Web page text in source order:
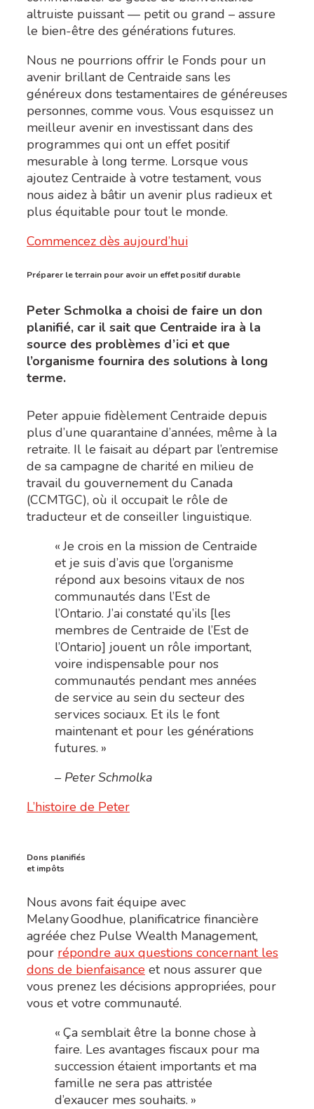
altruiste puissant — petit ou grand – assure
le bien-être des générations futures.
Nous ne pourrions offrir le Fonds pour un
avenir brillant de Centraide sans les
généreux dons testamentaires de généreuses
personnes, comme vous. Vous esquissez un
meilleur avenir en investissant dans des
programmes qui ont un effet positif
mesurable à long terme. Lorsque vous
ajoutez Centraide à votre testament, vous
nous aidez à bâtir un avenir plus radieux et
plus équitable pour tout le monde.
Commencez dès aujourd’hui
Préparer le terrain pour avoir un effet positif durable
Peter Schmolka a choisi de faire un don
planifié, car il sait que Centraide ira à la
source des problèmes d’ici et que
l’organisme fournira des solutions à long
terme.
Peter appuie fidèlement Centraide depuis
plus d’une quarantaine d’années, même à la
retraite. Il le faisait au départ par l’entremise
de sa campagne de charité en milieu de
travail du gouvernement du Canada
(CCMTGC), où il occupait le rôle de
traducteur et de conseiller linguistique.
« Je crois en la mission de Centraide
et je suis d’avis que l’organisme
répond aux besoins vitaux de nos
communautés dans l’Est de
l’Ontario. J’ai constaté qu’ils [les
membres de Centraide de l’Est de
l’Ontario] jouent un rôle important,
voire indispensable pour nos
communautés pendant mes années
de service au sein du secteur des
services sociaux. Et ils le font
maintenant et pour les générations
futures. »
– Peter Schmolka
L’histoire de Peter
Dons planifiés
et impôts
Nous avons fait équipe avec
MelanyGoodhue, planificatrice financière
agréée chez Pulse Wealth Management,
pour répondre aux questions concernant les
dons de bienfaisance et nous assurer que
vous prenez les décisions appropriées, pour
vous et votre communauté.
« Ça semblait être la bonne chose à
faire. Les avantages fiscaux pour ma
succession étaient importants et ma
famille ne sera pas attristée
d’exaucer mes souhaits. »